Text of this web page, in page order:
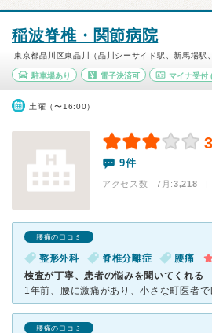
稲波脊椎・関節病院
東京都品川区東品川（品川シーサイド駅、新馬場駅
駐車場あり 電子決済可 マイナ受付
土曜（〜16:00）
9件
アクセス数 7月:3,218 |
腰痛の口コミ
整形外科 脊椎分離症 腰痛
検査が丁寧、患者の悩みを聞いてくれる
腰痛の口コミ